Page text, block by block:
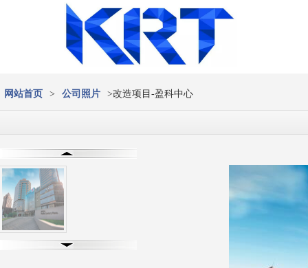
网站首页 > 公司照片 >改造项目-盈科中心